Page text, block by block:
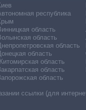
республика
область
область
область
область
область
область
область
ссылки (для